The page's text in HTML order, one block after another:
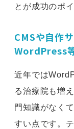
とが成功のポ
CMSや自作
WordPress
近年では
る治療院も増
門知識がなく
すい点です。